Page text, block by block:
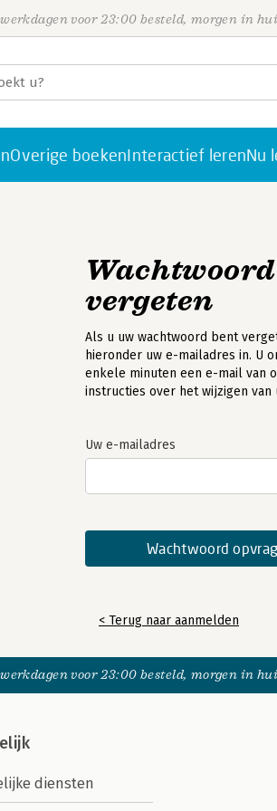
voor 23:00 besteld, morgen in
Overige boekenInteractief lerenNu
Wachtwoord
vergeten
Als u uw wachtwoord bent
hieronder uw e-mailadres in. U
enkele minuten een e-mail van
instructies over het wijzigen van
Uw e-mailadres
< Terug naar aanmelden
voor 23:00 besteld, morgen in
diensten